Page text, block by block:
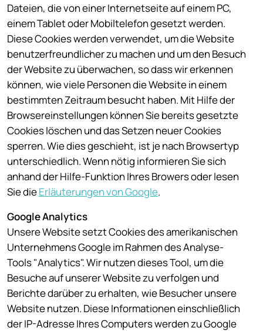
Dateien, die von einer Internetseite auf einem PC,
einem Tablet oder Mobiltelefon gesetzt werden.
Diese Cookies werden verwendet, um die Website
benutzerfreundlicher zu machen und um den Besuch
der Website zu überwachen, so dass wir erkennen
können, wie viele Personen die Website in einem
bestimmten Zeitraum besucht haben. Mit Hilfe der
Browsereinstellungen können Sie bereits gesetzte
Cookies löschen und das Setzen neuer Cookies
sperren. Wie dies geschieht, ist je nach Browsertyp
unterschiedlich. Wenn nötig informieren Sie sich
anhand der Hilfe-Funktion Ihres Browers oder lesen
Sie dieErläuterungen von Google.
Google Analytics
Unsere Website setzt Cookies des amerikanischen
Unternehmens Google im Rahmen des Analyse-
Tools "Analytics". Wir nutzen dieses Tool, um die
Besuche auf unserer Website zu verfolgen und
Berichte darüber zu erhalten, wie Besucher unsere
Website nutzen. Diese Informationen einschließlich
der IP-Adresse Ihres Computers werden zu Google